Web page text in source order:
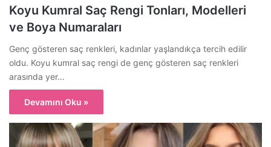
Koyu Kumral Saç Rengi Tonları, Modelleri
ve Boya Numaraları
Genç gösteren saç renkleri, kadınlar yaşlandıkça tercih edilir
oldu. Koyu kumral saç rengi de genç gösteren saç renkleri
arasında yer…
Devamını Oku »